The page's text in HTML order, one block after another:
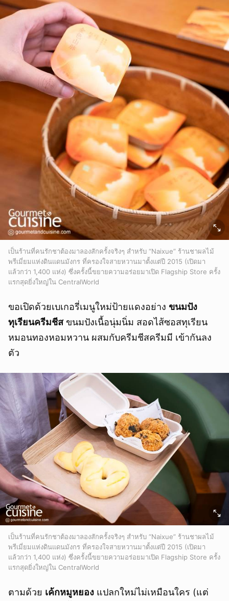
เป็นร้านที่คนรักชาต้องมาลองสักครั้งจริงๆ สำหรับ “Naixue” ร้านชาผลไม้
พรีเมี่ยมแห่งดินแดนมังกร ที่ครองใจสายหวานมาตั้งแต่ปี 2015 (เปิดมา
แล้วกว่า 1,400 แห่ง) ซึ่งครั้งนี้ขยายความอร่อยมาเปิด Flagship Store ครั้ง
แรกสุดยิ่งใหญ่ใน CentralWorld
ขอเปิดด้วยเบเกอรี่เมนูใหม่ป้ายแดงอย่าง ขนมปัง
ทุเรียนครีมชีสขนมปังเนื้อนุ่มนิ่ม สอดไส้ซอสทุเรียน
หมอนทองหอมหวาน ผสมกับครีมชีสครีมมี เข้ากันลง
ตัว
เป็นร้านที่คนรักชาต้องมาลองสักครั้งจริงๆ สำหรับ “Naixue” ร้านชาผลไม้
พรีเมี่ยมแห่งดินแดนมังกร ที่ครองใจสายหวานมาตั้งแต่ปี 2015 (เปิดมา
แล้วกว่า 1,400 แห่ง) ซึ่งครั้งนี้ขยายความอร่อยมาเปิด Flagship Store ครั้ง
แรกสุดยิ่งใหญ่ใน CentralWorld
ตามด้วย เค้กหมูหยอง แปลกใหม่ไม่เหมือนใคร (แต่